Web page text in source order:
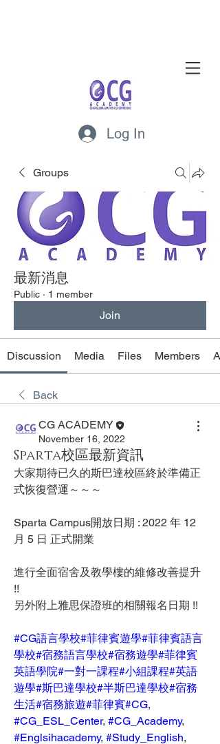
Log In
Groups
最新消息
Public · 1 member
Join
Discussion Media Files Members
Back
CG ACADEMY
November 16, 2022
Sparta校區最新資訊
大家期待已久的斯巴達校區終於準備正
式恢復營運～～～
Sparta Campus開放日期 : 2022 年 12
月 5 日 正式開業
進行全面宿舍及教學樓的維修改善提升
!!
另外附上雅思保證班的相關報名日期 !!
#CG語言學校#菲律賓遊學#菲律賓語言
學校#宿務語言學校#宿務遊學#菲律賓
英語學院#一對一課程#小組課程#英語
遊學#斯巴達學校#半斯巴達學校#宿務
生活#宿務旅遊#菲律賓#CG
#CG_ESL_Center, #CG_Academy
#Englsihacademy, #Study_English